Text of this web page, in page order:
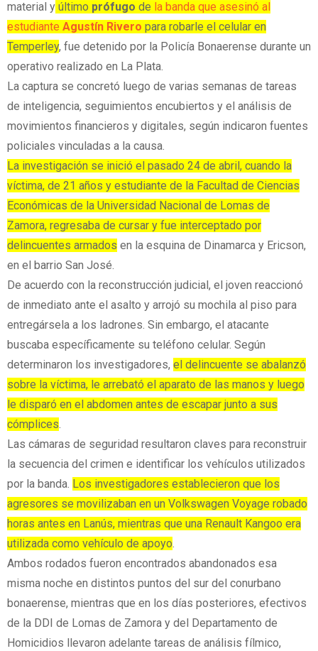
material y último prófugo de la banda que asesinó al
estudiante Agustín Rivero para robarle el celular en
Temperley, fue detenido por la Policía Bonaerense durante un
operativo realizado en La Plata.
La captura se concretó luego de varias semanas de tareas
de inteligencia, seguimientos encubiertos y el análisis de
movimientos financieros y digitales, según indicaron fuentes
policiales vinculadas a la causa.
La investigación se inició el pasado 24 de abril, cuando la
víctima, de 21 años y estudiante de la Facultad de Ciencias
Económicas de la Universidad Nacional de Lomas de
Zamora, regresaba de cursar y fue interceptado por
delincuentes armados en la esquina de Dinamarca y Ericson,
en el barrio San José.
De acuerdo con la reconstrucción judicial, el joven reaccionó
de inmediato ante el asalto y arrojó su mochila al piso para
entregársela a los ladrones. Sin embargo, el atacante
buscaba específicamente su teléfono celular. Según
determinaron los investigadores, el delincuente se abalanzó
sobre la víctima, le arrebató el aparato de las manos y luego
le disparó en el abdomen antes de escapar junto a sus
cómplices.
Las cámaras de seguridad resultaron claves para reconstruir
la secuencia del crimen e identificar los vehículos utilizados
por la banda. Los investigadores establecieron que los
agresores se movilizaban en un Volkswagen Voyage robado
horas antes en Lanús, mientras que una Renault Kangoo era
utilizada como vehículo de apoyo.
Ambos rodados fueron encontrados abandonados esa
misma noche en distintos puntos del sur del conurbano
bonaerense, mientras que en los días posteriores, efectivos
de la DDI de Lomas de Zamora y del Departamento de
Homicidios llevaron adelante tareas de análisis fílmico,